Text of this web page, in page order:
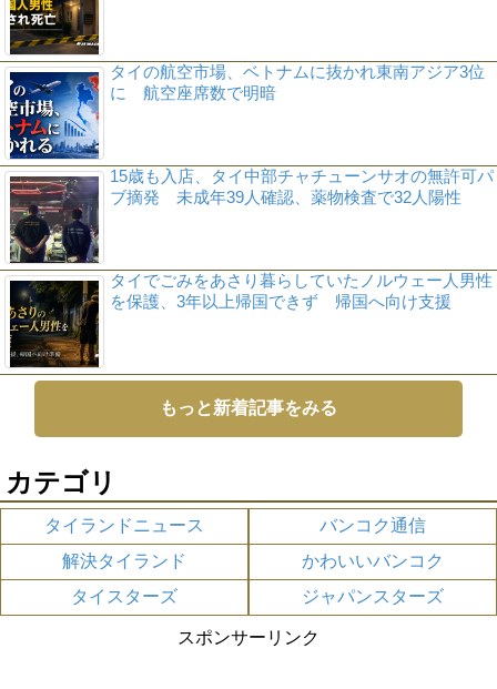
タイの航空市場、ベトナムに抜かれ東南アジア3位
に 航空座席数で明暗
15歳も入店、タイ中部チャチューンサオの無許可パ
ブ摘発 未成年39人確認、薬物検査で32人陽性
タイでごみをあさり暮らしていたノルウェー人男性
を保護、3年以上帰国できず 帰国へ向け支援
もっと新着記事をみる
カテゴリ
タイランドニュース
バンコク通信
解決タイランド
かわいいバンコク
タイスターズ
ジャパンスターズ
スポンサーリンク